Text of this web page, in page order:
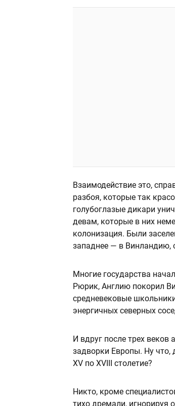
Взаимодействие это,
разбоя, которые так
голубоглазые дикари
девам, которые в них
колонизация. Были
западнее — в Винландию,
Многие государства
Рюрик, Англию покорил
средневековые
энергичных северных
И вдруг после трех веков
задворки Европы. Ну что,
XV по XVIII столетие?
Никто, кроме
тихо дремали, игнорируя